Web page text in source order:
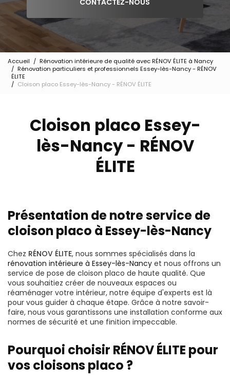
Accueil
Rénovation intérieure de qualité avec RÉNOV ÉLITE à Nancy
Rénovation particuliers et professionnels Essey-lès-Nancy - RÉNOV
ÉLITE
Cloison placo Essey-lès-Nancy - RÉNOV ÉLITE
Cloison placo Essey-
lès-Nancy - RÉNOV
ÉLITE
Présentation de notre service de
cloison placo à Essey-lès-Nancy
Chez RÉNOV ÉLITE, nous sommes spécialisés dans la
rénovation intérieure à Essey-lès-Nancy et nous offrons un
service de pose de cloison placo de haute qualité. Que
vous souhaitiez créer de nouveaux espaces ou
réaménager votre intérieur, notre équipe d'experts est là
pour vous guider à chaque étape. Grâce à notre savoir-
faire, nous vous garantissons une installation conforme aux
normes de sécurité et une finition impeccable.
Pourquoi choisir RÉNOV ÉLITE pour
vos cloisons placo ?